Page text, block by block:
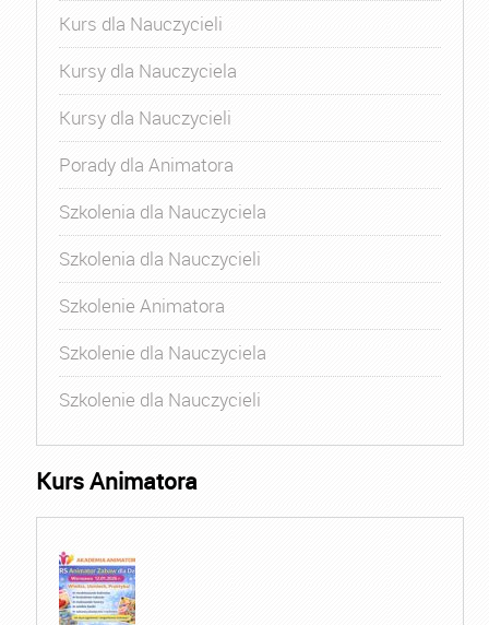
Kurs dla Nauczycieli
Kursy dla Nauczyciela
Kursy dla Nauczycieli
Porady dla Animatora
Szkolenia dla Nauczyciela
Szkolenia dla Nauczycieli
Szkolenie Animatora
Szkolenie dla Nauczyciela
Szkolenie dla Nauczycieli
Kurs Animatora